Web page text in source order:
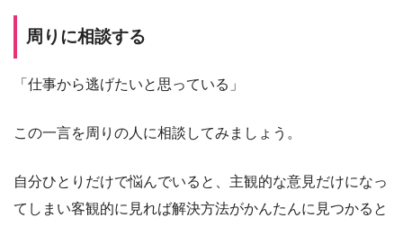
周りに相談する
「仕事から逃げたいと思っている」
この一言を周りの人に相談してみましょう。
自分ひとりだけで悩んでいると、主観的な意見だけになっ
てしまい客観的に見れば解決方法がかんたんに見つかると